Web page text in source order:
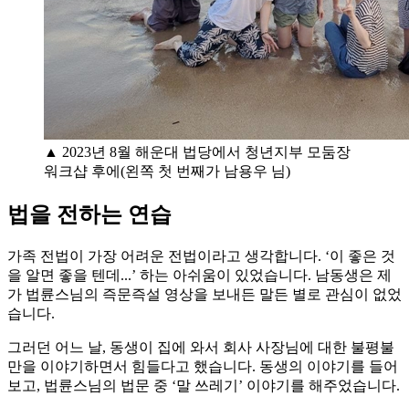
▲ 2023년 8월 해운대 법당에서 청년지부 모둠장
워크샵 후에(왼쪽 첫 번째가 남용우 님)
법을 전하는 연습
가족 전법이 가장 어려운 전법이라고 생각합니다. ‘이 좋은 것
을 알면 좋을 텐데...’ 하는 아쉬움이 있었습니다. 남동생은 제
가 법륜스님의 즉문즉설 영상을 보내든 말든 별로 관심이 없었
습니다.
그러던 어느 날, 동생이 집에 와서 회사 사장님에 대한 불평불
만을 이야기하면서 힘들다고 했습니다. 동생의 이야기를 들어
보고, 법륜스님의 법문 중 ‘말 쓰레기’ 이야기를 해주었습니다.